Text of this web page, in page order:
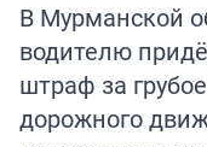
В Мурманской
водителю
штраф за
дорожного